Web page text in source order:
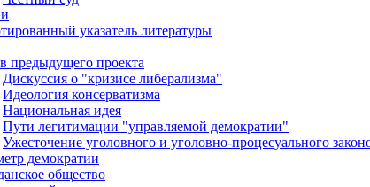
указатель литературы
предыдущего проекта
Дискуссия о "кризисе либерализма"
Идеология консерватизма
Национальная идея
Пути легитимации "управляемой демократии"
Ужесточение уголовного и уголовно-процесуального
демократии
общество